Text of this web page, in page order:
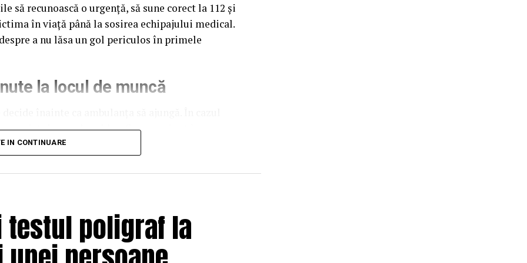
să recunoască o urgență, să sune corect la 112 și
în viață până la sosirea echipajului medical.
a nu lăsa un gol periculos în primele
la locul de muncă
scad rapid cu fiecare minut în care nu
ireversibile după doar câteva minute fără
poate depăși cu ușurință acest interval,
periurbane.
pasiv. Poate începe compresiile toracice,
acesta este disponibil și poate ține victima
Aceeași logică se aplică hemoragiilor severe,
sufocare: intervenția imediată, corectă, face
IN CONTINUARE
testul poligraf la